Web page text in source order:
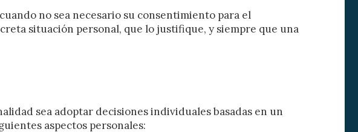
no sea necesario su consentimiento para el
situación personal, que lo justifique, y siempre que una
sea adoptar decisiones individuales basadas en un
aspectos personales: